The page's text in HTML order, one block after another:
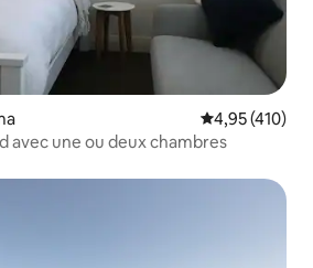
Évaluation
4,95 (410)
avec une ou deux chambres